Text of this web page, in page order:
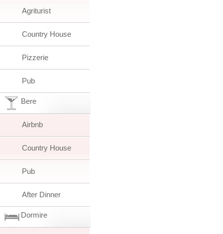
Agriturist
Country House
Pizzerie
Pub
Bere
Airbnb
Country House
Pub
After Dinner
Dormire